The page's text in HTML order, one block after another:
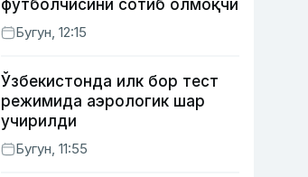
футболчисини сотиб олмоқчи
Бугун, 12:15
Ўзбекистонда илк бор тест
режимида аэрологик шар
учирилди
Бугун, 11:55